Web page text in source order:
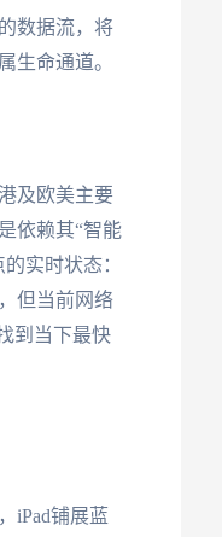
数据流，将
生命通道。
及欧美主要
依赖其“智能
实时状态：
但当前网络
到当下最快
iPad铺展蓝